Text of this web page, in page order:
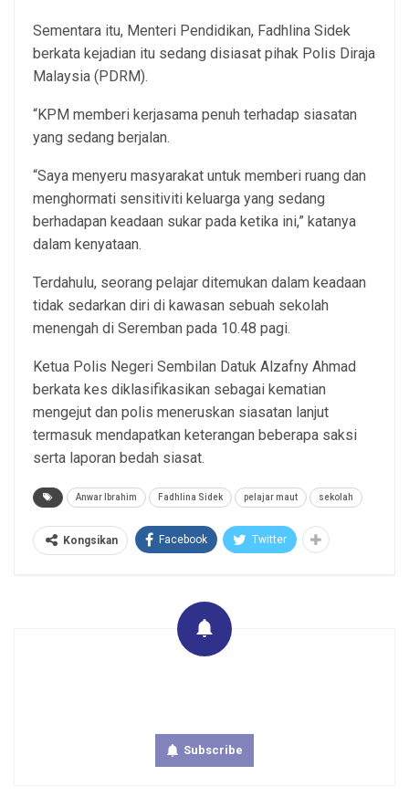
Sementara itu, Menteri Pendidikan, Fadhlina Sidek
berkata kejadian itu sedang disiasat pihak Polis Diraja
Malaysia (PDRM).
“KPM memberi kerjasama penuh terhadap siasatan
yang sedang berjalan.
“Saya menyeru masyarakat untuk memberi ruang dan
menghormati sensitiviti keluarga yang sedang
berhadapan keadaan sukar pada ketika ini,” katanya
dalam kenyataan.
Terdahulu, seorang pelajar ditemukan dalam keadaan
tidak sedarkan diri di kawasan sebuah sekolah
menengah di Seremban pada 10.48 pagi.
Ketua Polis Negeri Sembilan Datuk Alzafny Ahmad
berkata kes diklasifikasikan sebagai kematian
mengejut dan polis meneruskan siasatan lanjut
termasuk mendapatkan keterangan beberapa saksi
serta laporan bedah siasat.
Anwar Ibrahim Fadhlina Sidek pelajar maut sekolah
Kongsikan Facebook Twitter
Subscribe